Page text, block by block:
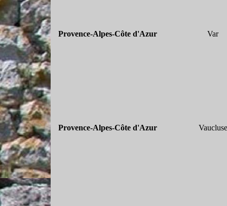
Provence-Alpes-Côte d'Azur Var
Provence-Alpes-Côte d'Azur Vaucluse